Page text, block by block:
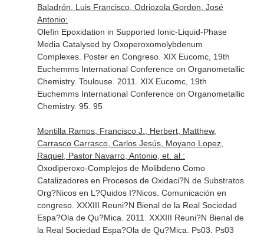
Baladrón, Luis Francisco, Odriozola Gordon, José
Antonio:
Olefin Epoxidation in Supported Ionic-Liquid-Phase
Media Catalysed by Oxoperoxomolybdenum
Complexes. Poster en Congreso. XIX Eucomc, 19th
Euchemms International Conference on Organometallic
Chemistry. Toulouse. 2011. XIX Eucomc, 19th
Euchemms International Conference on Organometallic
Chemistry. 95. 95
Montilla Ramos, Francisco J., Herbert, Matthew,
Carrasco Carrasco, Carlos Jesús, Moyano Lopez,
Raquel, Pastor Navarro, Antonio, et. al.:
Oxodiperoxo-Complejos de Molibdeno Como
Catalizadores en Procesos de Oxidaci?N de Substratos
Org?Nicos en L?Quidos I?Nicos. Comunicación en
congreso. XXXIII Reuni?N Bienal de la Real Sociedad
Espa?Ola de Qu?Mica. 2011. XXXIII Reuni?N Bienal de
la Real Sociedad Espa?Ola de Qu?Mica. Ps03. Ps03